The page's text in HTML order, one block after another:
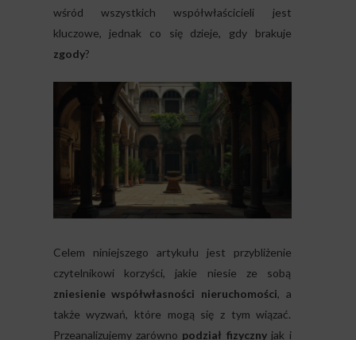
wśród wszystkich współwłaścicieli jest
kluczowe, jednak co się dzieje, gdy brakuje
zgody?
Celem niniejszego artykułu jest przybliżenie
czytelnikowi korzyści, jakie niesie ze sobą
zniesienie współwłasności nieruchomości, a
także wyzwań, które mogą się z tym wiązać.
Przeanalizujemy zarówno podział fizycznyjak i